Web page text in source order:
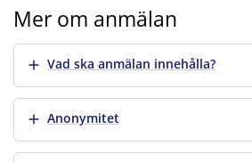
Mer om anmälan
Visa merVad ska anmälan innehålla?
Visa merAnonymitet